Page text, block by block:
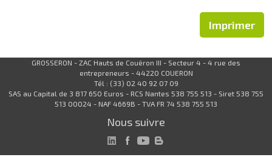
Imprimer
GROSSERON - ZAC Hauts de Couëron III - Secteur 4 - 4 rue des
entrepreneurs - 44220 COUERON
Tél : (33) 02 40 92 07 09
SAS au Capital de 3 817 650 Euros - RCS Nantes 538 755 513 - Siret 538 755
513 00024 - NAF 4669B - TVA FR 74 538 755 513
Nous suivre